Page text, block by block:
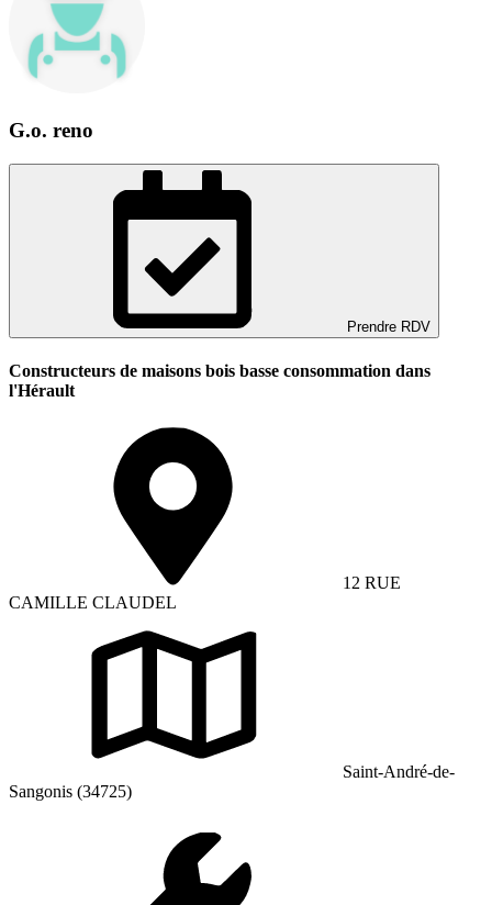
G.o. reno
Prendre RDV
Constructeurs de maisons bois basse consommation dans
l'Hérault
12 RUE
CAMILLE CLAUDEL
Saint-André-de-
Sangonis (34725)